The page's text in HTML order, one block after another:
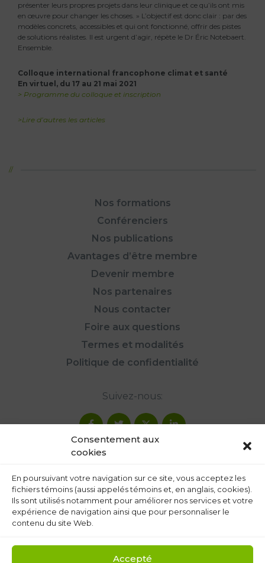
Consentement aux
cookies
En poursuivant votre navigation sur ce site, vous acceptez les
fichiers témoins (aussi appelés témoins et, en anglais, cookies).
Ils sont utilisés notamment pour améliorer nos services et votre
expérience de navigation ainsi que pour personnaliser le
contenu du site Web.
Accepté
présenter leurs propres projets dans leur clinique et ce qu’ils ont mis
en œuvre pour changer les choses. » L’objectif est donc clair : par des
modèles concrets, accessibles et qui ont fonctionné, offrir des pistes
de solutions réalistes. Il est urgent d’agir, répète le Dr Éric Notebaert.
Ensemble.
Colloque international francophone climat et santé
En virtuel, du 17 au 21 mai 2021
> Programme du colloque et inscription
>Lire d’autres les articles
Nos formations
Conférenciers
Nos publications
Avantages d’être membre
Devenir membre
Nos partenaires
Nous contacter
Foire aux questions
Termes et modalités
Politique de confidentialité
Suivez-nous: